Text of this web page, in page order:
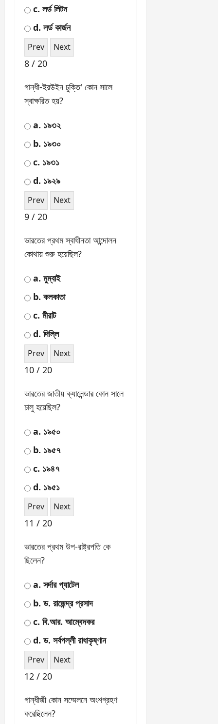
b. মহাত্মা গান্ধী
c. জওহরলাল নেহেরু
d. বি.আর. আম্বেদকর
5 / 20
'কোমিলা বিপ্লবী দল' কে প্রতিষ্ঠা
করেছিলেন?
a. অনন্ত সিংহ
b. সুভাষচন্দ্র বসু
d. প্রীতিলতা ওয়াদ্দেদার
6 / 20
ভারতের প্রথম রাষ্ট্রপতি কে
b. ড. রাজেন্দ্র প্রসাদ
c. সর্দার প্যাটেল
d. বি.আর. আম্বেদকর
ছিলেন?
a. লর্ড ক্যানিং
c. লর্ড লিটন